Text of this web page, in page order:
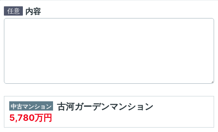
内容
中古マンション
古河ガーデンマンション
5,780万円